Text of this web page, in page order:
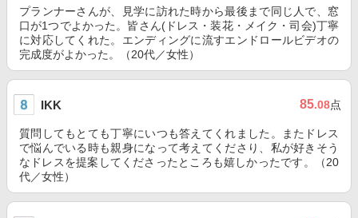
プランナーさんが、見学に訪れた時から最後まで同じ人で、窓
口が1つでよかった。皆さん(ドレス・装花・メイク・司会)丁寧
に対応してくれた。エンディングに流すエンドロールビデオの
完成度がよかった。（20代／女性）
IKK 85.08点
質問してもとても丁寧にいつも答えてくれました。またドレス
で悩んでいる時も親身になって考えてくださり、私が好きそう
なドレスを提案してくださったところも嬉しかったです。（20
代／女性）